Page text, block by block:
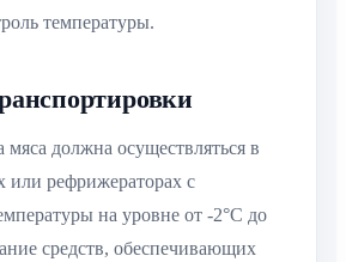
температуры.
мяса должна осуществляться в
или рефрижераторах с
на уровне от -2°C до
средств, обеспечивающих